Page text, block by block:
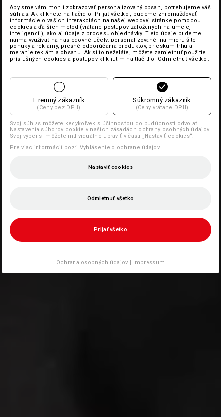
Aby sme vám mohli zobrazovať personalizovaný obsah, potrebujeme váš
súhlas. Ak kliknete na tlačidlo 'Prijať všetko', budeme zhromažďovať
informácie o vašich interakciách na našej webovej stránke pomocou
cookies a ďalších metód (vrátane postupov založených na umelej
inteligencii), ako aj údaje z procesu objednávky. Tieto údaje budeme
najmä využívať na nasledovné účely: personalizované, na mieru šité
ponuky a reklamy, presné odporúčania produktov, prieskum trhu a
meranie reklám a obsahu. Ak si to neželáte, môžete zamietnuť použitie
príslušných cookies a postupov kliknutím na tlačidlo 'Odmietnuť všetko'.
Firemný zákazník
(Ceny bez DPH)
Súkromný zákazník
(Ceny vrátane DPH)
Svoj súhlas môžete kedykoľvek s účinnosťou do budúcnosti odvolať
Nastavenia súborov cookie v našich zásadách ochrany osobných údajov.
Svoj výber si môžete individuálne upraviť v časti „Nastaviť cookies“.
Pre viac informácií pozri Vyhlásenie o ochrane údajov.
Nastaviť cookies
Odmietnuť všetko
Prijať všetko
Ochrana osobných údajov | Impressum